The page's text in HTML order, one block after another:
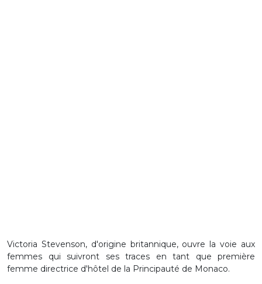
Victoria Stevenson, d'origine britannique, ouvre la voie aux
femmes qui suivront ses traces en tant que première
femme directrice d'hôtel de la Principauté de Monaco.